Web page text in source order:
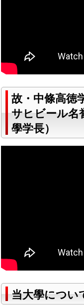
故・中條高徳
サヒビール名
學学長）
当大學につい